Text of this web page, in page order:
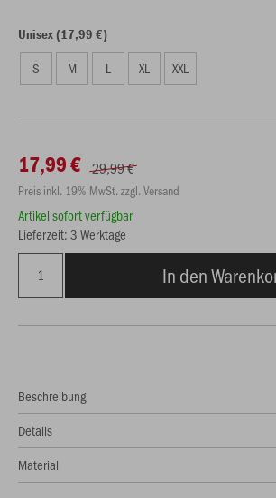
Unisex (17,99 €)
S M L XL XXL
17,99 € 29,99 €
Preis inkl. 19% MwSt. zzgl. Versand
Artikel sofort verfügbar
Lieferzeit: 3 Werktage
In den
Beschreibung
Details
Material